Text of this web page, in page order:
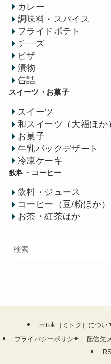
カレー
調味料・スパイス
フライドポテト
チーズ
ピザ
漬物
缶詰
スイーツ・お菓子
スイーツ
和スイーツ（大福ほか
お菓子
牛乳パックデザート
冷凍ケーキ
飲料・コーヒー
飲料・ジュース
コーヒー（豆/粉ほか）
お茶・紅茶ほか
mitok［ミトク］につい
プライバシーポリシー
配信先